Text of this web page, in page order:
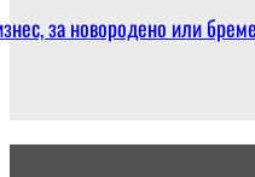
за новородено или